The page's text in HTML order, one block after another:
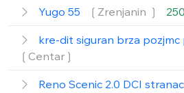
Yugo 55 ❲Zrenjanin ❳
kre-dit siguran brza pozjmc
❲Centar❳
Reno Scenic 2.0 DCI